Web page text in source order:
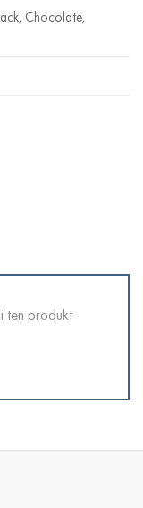
Chocolate,
ten produkt